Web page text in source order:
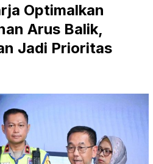
Optimalkan
Arus Balik,
Jadi Prioritas